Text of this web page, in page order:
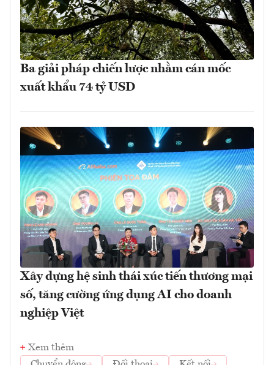
Ba giải pháp chiến lược nhằm cán mốc
xuất khẩu 74 tỷ USD
Xây dựng hệ sinh thái xúc tiến thương mại
số, tăng cường ứng dụng AI cho doanh
nghiệp Việt
Xem thêm